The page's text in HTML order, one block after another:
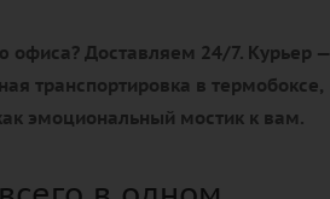
офиса? Доставляем 24/7. Курьер —
транспортировка в термобоксе,
эмоциональный мостик к вам.